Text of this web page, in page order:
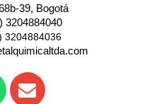
39, Bogotá
3204884040
3204884036